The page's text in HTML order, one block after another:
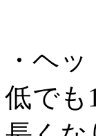
・ヘ
低でも